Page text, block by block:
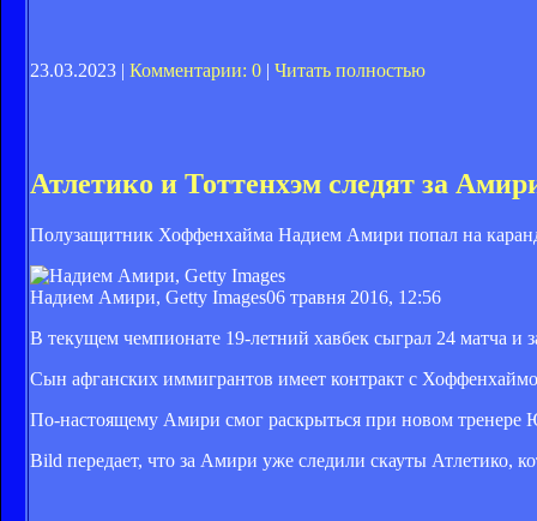
23.03.2023 | Комментарии: 0 | Читать полностью
Атлетико и Тоттенхэм следят за
Полузащитник Хоффенхайма Надием Амири попал на
Надием Амири, Getty Images06 травня 2016, 12:56
В текущем чемпионате 19-летний хавбек сыграл 24 матча и
Сын афганских иммигрантов имеет контракт с
По-настоящему Амири смог раскрыться при новом тренере
Bild передает, что за Амири уже следили скауты Атлетико,